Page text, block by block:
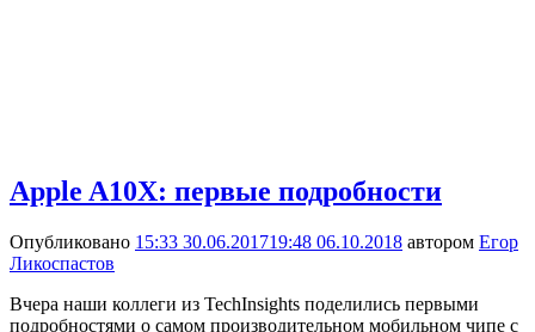
Apple A10X: первые подробности
Опубликовано 15:33 30.06.201719:48 06.10.2018 автором Егор
Ликоспастов
Вчера наши коллеги из TechInsights поделились первыми
подробностями о самом производительном мобильном чипе с